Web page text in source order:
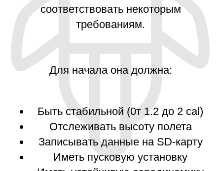
соответствовать некоторым
требованиям.
Для начала она должна:
Быть стабильной (0т 1.2 до 2 cal)
Отслеживать высоту полета
Записывать данные на SD-карту
Иметь пусковую установку